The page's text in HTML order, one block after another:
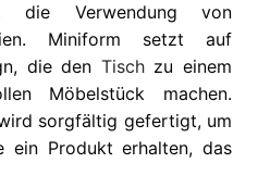
Verwendung von
Miniform setzt auf
die den Tischzu einem
Möbelstück machen.
sorgfältig gefertigt, um
ein Produkt erhalten, das